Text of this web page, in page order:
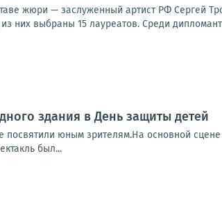
жюри — заслуженный артист РФ Сергей
них выбраны 15 лауреатов. Среди
здания в День защиты детей
юным зрителям.На основной сцене
был...